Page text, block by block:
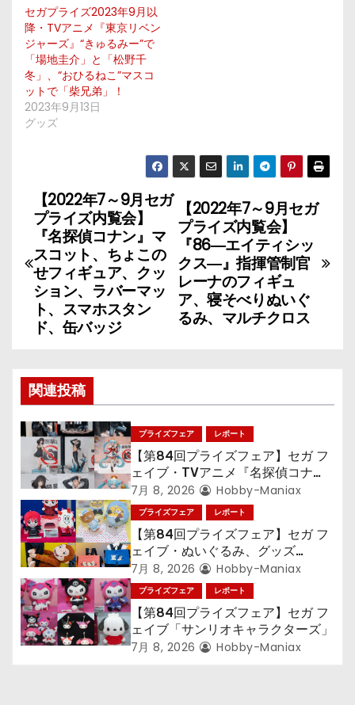
セガプライズ2023年9月以
降・TVアニメ『東京リベン
ジャーズ』“きゅるみー”で
「場地圭介」と「松野千
冬」、“おひるねこ”マスコ
ットで「柴兄弟」！
2023年9月13日
グッズ
投
稿
ナ
ビ
ゲ
ー
シ
ョ
ン
【2022年7～9月セガ
プライズ内覧会】
『86―エイティシッ
クス―』指揮管制官
レーナのフィギュ
ア、寝そべりぬいぐ
るみ、マルチクロス
【2022年7～9月セガ
プライズ内覧会】
『名探偵コナン』マ
スコット、ちょこの
せフィギュア、クッ
ション、ラバーマッ
ト、スマホスタン
ド、缶バッジ
関連投稿
プライズフェア レポート
【第84回プライズフェア】セガ フ
ェイブ・TVアニメ『名探偵コナ
ン』TVアニメ『呪術廻戦』『〈物
語〉シリーズ』「初音ミク」
7月 8, 2026 Hobby-Maniax
プライズフェア レポート
【第84回プライズフェア】セガ フ
ェイブ・ぬいぐるみ、グッズ
『LiSA』『ミニオン』『おさるの
ジョージ』『ポケットモンスター』
7月 8, 2026 Hobby-Maniax
プライズフェア レポート
【第84回プライズフェア】セガ フ
ェイブ「サンリオキャラクターズ」
7月 8, 2026 Hobby-Maniax